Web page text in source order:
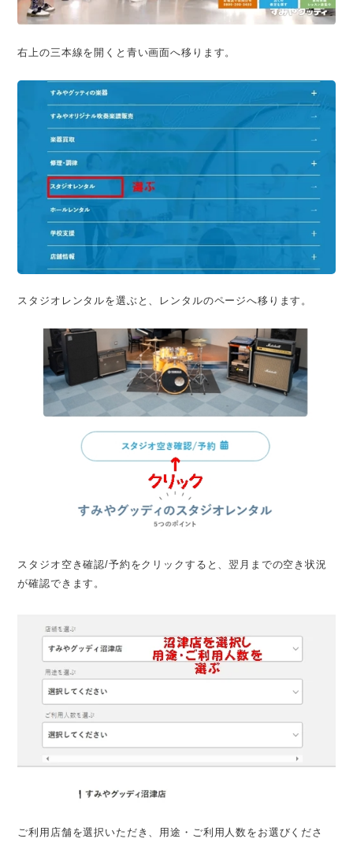
右上の三本線を開くと青い画面へ移ります。
スタジオレンタルを選ぶと、レンタルのページへ移ります。
スタジオ空き確認/予約をクリックすると、翌月までの空き状況
が確認できます。
ご利用店舗を選択いただき、用途・ご利用人数をお選びくださ